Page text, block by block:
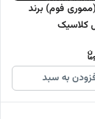
فوم) برند
کلاسیک
به سبد